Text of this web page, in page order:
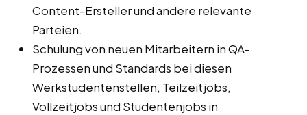
Content-Ersteller und andere relevante
Parteien.
Schulung von neuen Mitarbeitern in QA-
Prozessen und Standards bei diesen
Werkstudentenstellen, Teilzeitjobs,
Vollzeitjobs und Studentenjobs in